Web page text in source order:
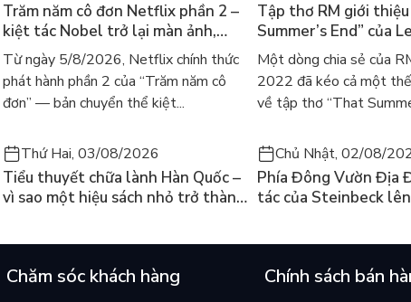
Trăm năm cô đơn Netflix phần 2 –
kiệt tác Nobel trở lại màn ảnh,
dòng người tìm đọc lại García
Márquez
Từ ngày 5/8/2026, Netflix chính thức
phát hành phần 2 của “Trăm năm cô
đơn” — bản chuyển thể kiệt...
Tập thơ RM giới
Summer’s End” của
ra mắt bản tiếng Anh
gây sốt
Một dòng chia sẻ của
2022 đã kéo cả một
về tập thơ “That
Thứ Hai, 03/08/2026
Tiểu thuyết chữa lành Hàn Quốc –
vì sao một hiệu sách nhỏ trở thành
Chủ Nhật, 02/08/
Phía Đông Vườn Địa
tác của Steinbeck
Chăm sóc khách hàng Chính sách bán